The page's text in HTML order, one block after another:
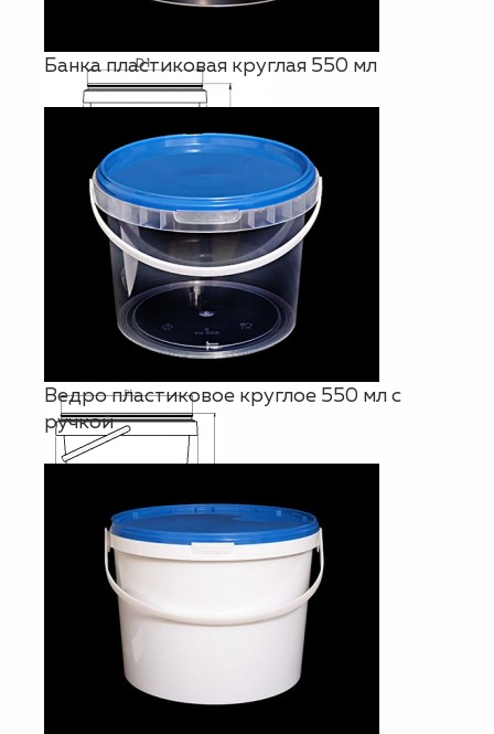
Банка пластиковая круглая 550 мл
Ведро пластиковое круглое 550 мл с
ручкой